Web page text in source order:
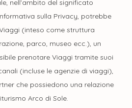
nell’ambito del significato
sulla Privacy, potrebbe
(inteso come struttura
parco, museo ecc.), un
prenotare Viaggi tramite suoi
(incluse le agenzie di viaggi),
che possiedono una relazione
Arco di Sole.